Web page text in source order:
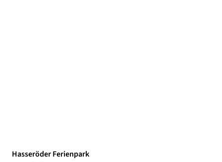
Hasseröder Ferienpark